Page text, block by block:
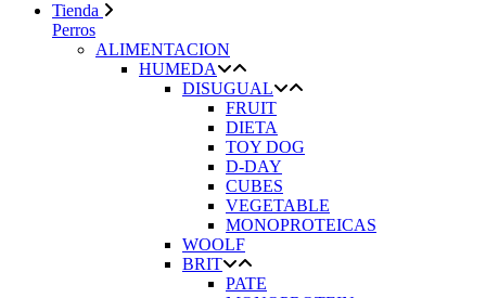
Tienda
Perros
ALIMENTACION
HUMEDA
DISUGUAL
FRUIT
DIETA
TOY DOG
D-DAY
CUBES
VEGETABLE
MONOPROTEICAS
WOOLF
BRIT
PATE